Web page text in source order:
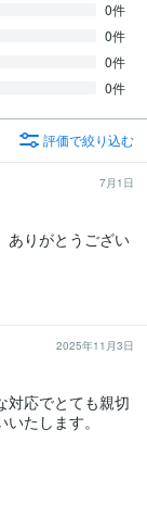
0件
0件
0件
0件
評価で絞り込む
7月1日
ありがとうござい
2025年11月3日
対応でとても親切
たします。